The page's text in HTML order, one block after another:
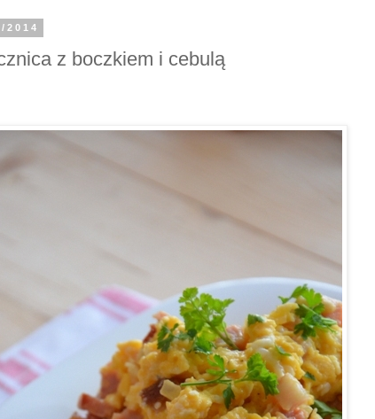
2014
z boczkiem i cebulą